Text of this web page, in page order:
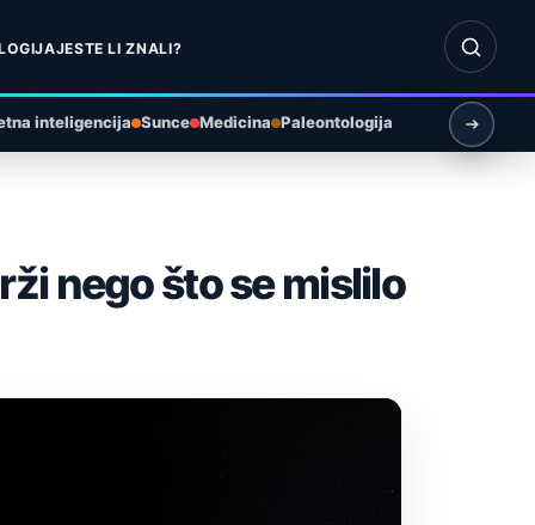
JESTE LI ZNALI?
Otvori
inteligencija Sunce Medicina Paleontologija
nego što se mislilo